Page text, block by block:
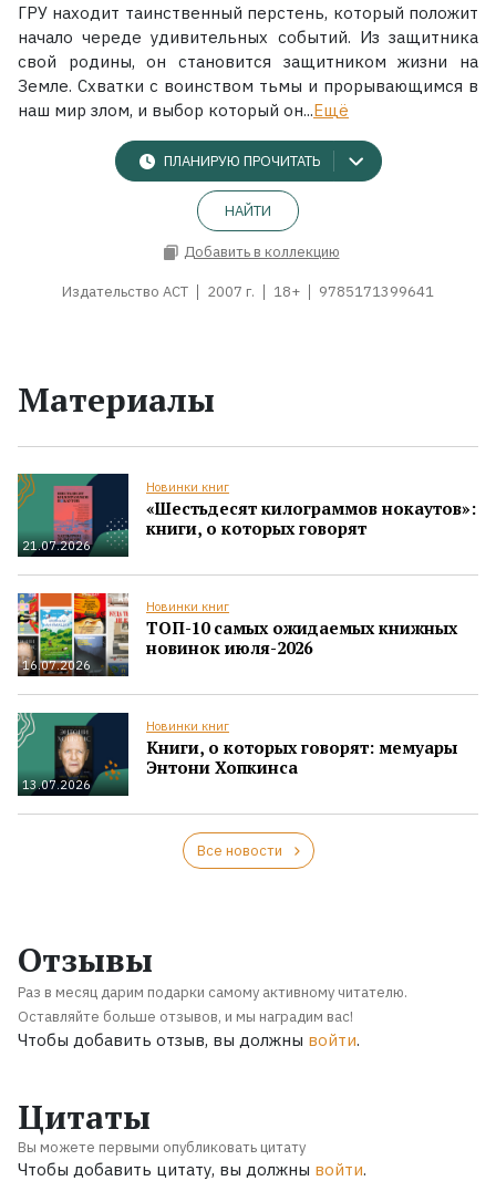
ГРУ находит таинственный перстень, который положит
начало череде удивительных событий. Из защитника
свой родины, он становится защитником жизни на
Земле. Схватки с воинством тьмы и прорывающимся в
наш мир злом, и выбор который он...Ещё
ПЛАНИРУЮ ПРОЧИТАТЬ
НАЙТИ
Добавить в коллекцию
Издательство АСТ 2007 г. 18+ 9785171399641
Материалы
21.07.2026
Новинки книг
«Шестьдесят килограммов нокаутов»:
книги, о которых говорят
16.07.2026
Новинки книг
ТОП-10 самых ожидаемых книжных
новинок июля-2026
13.07.2026
Новинки книг
Книги, о которых говорят: мемуары
Энтони Хопкинса
Все новости
Отзывы
Раз в месяц дарим подарки самому активному читателю.
Оставляйте больше отзывов, и мы наградим вас!
Чтобы добавить отзыв, вы должны войти.
Цитаты
Вы можете первыми опубликовать цитату
Чтобы добавить цитату, вы должны войти.